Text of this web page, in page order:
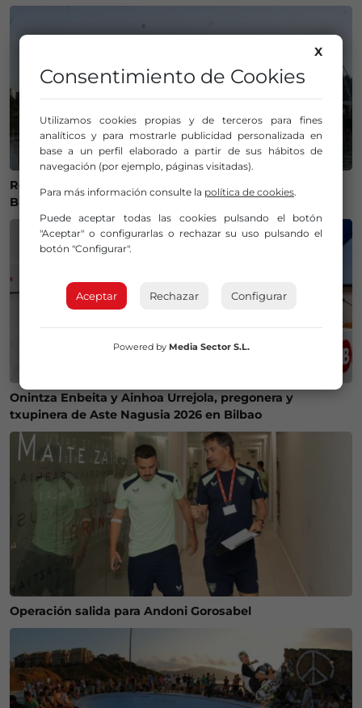
Recuperan el cuerpo sin vida de una mujer en la ría de
Bilbao
Onintza Enbeita y Ainhoa Urrejola, pregonera y
txupinera de Aste Nagusia 2026 en Bilbao
Operación salida para Andoni Gorosabel
X
Consentimiento de Cookies
Utilizamos cookies propias y de terceros para fines
analíticos y para mostrarle publicidad personalizada en
base a un perfil elaborado a partir de sus hábitos de
navegación (por ejemplo, páginas visitadas).
Para más información consulte la política de cookies.
Puede aceptar todas las cookies pulsando el botón
"Aceptar" o configurarlas o rechazar su uso pulsando el
botón "Configurar".
Aceptar Rechazar Configurar
Powered by Media Sector S.L.